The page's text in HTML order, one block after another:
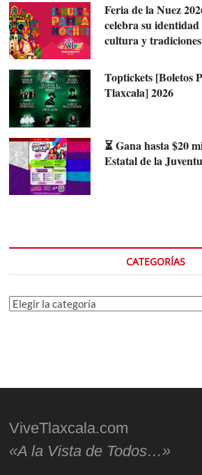
Feria de la Nuez
celebra su
cultura y tradiciones
Toptickets [Boletos
Tlaxcala] 2026
⏳ Gana hasta $20
Estatal de la
CATEGORÍAS
Categorías
ViveTlaxcala.com
«A la Vista de Todos…»